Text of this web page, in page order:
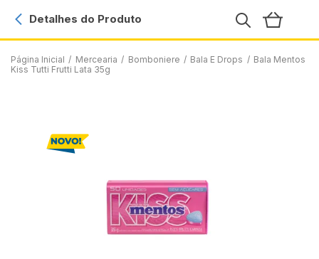
Página Inicial / Mercearia / Bomboniere / Bala E Drops / Bala Mentos
Kiss Tutti Frutti Lata 35g
Detalhes do Produto